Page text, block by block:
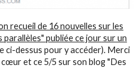
recueil de 16 nouvelles sur les
parallèles" publiée ce joursur un
ci-dessus pour y accéder). Merci
et ce 5/5 sur son blog "Des